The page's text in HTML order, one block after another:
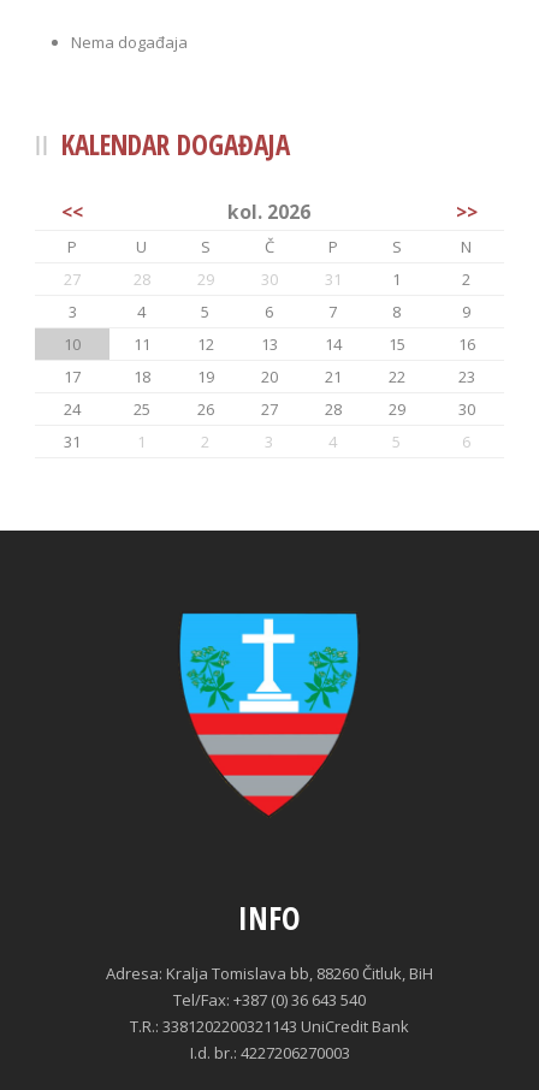
Nema događaja
KALENDAR DOGAĐAJA
<< kol. 2026 >>
P U S Č P S
N
27
28 29 30 31 1
2
3
4 5 6 7 8
9
10
11 12 13 14 15
16
17
18 19 20 21 22
23
24
25 26 27 28 29
30
31
1 2 3 4 5 6
INFO
Adresa: Kralja Tomislava bb, 88260 Čitluk, BiH
Tel/Fax: +387 (0) 36 643 540
T.R.: 3381202200321143 UniCredit Bank
I.d. br.: 4227206270003